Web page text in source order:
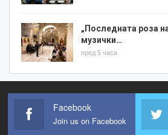
„Последната роза
музички…
пред 5 часа
Facebook
Join us on Facebook